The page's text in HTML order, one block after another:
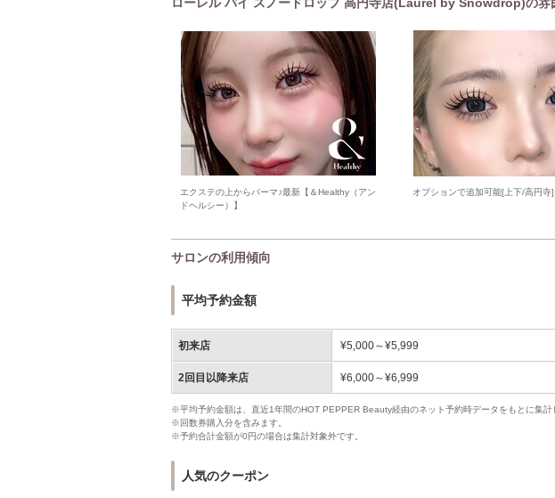
エクステの上からパーマ♪最新【＆Healthy（アン
ドヘルシー）】
オプションで追加可能[上下/高円寺]
サロンの利用傾向
平均予約金額
初来店 ¥5,000～¥5,999
2回目以降来店 ¥6,000～¥6,999
※平均予約金額は、直近1年間のHOT PEPPER Beauty経由のネット予約時データをもとに集計
※回数券購入分を含みます。
※予約合計金額が0円の場合は集計対象外です。
人気のクーポン